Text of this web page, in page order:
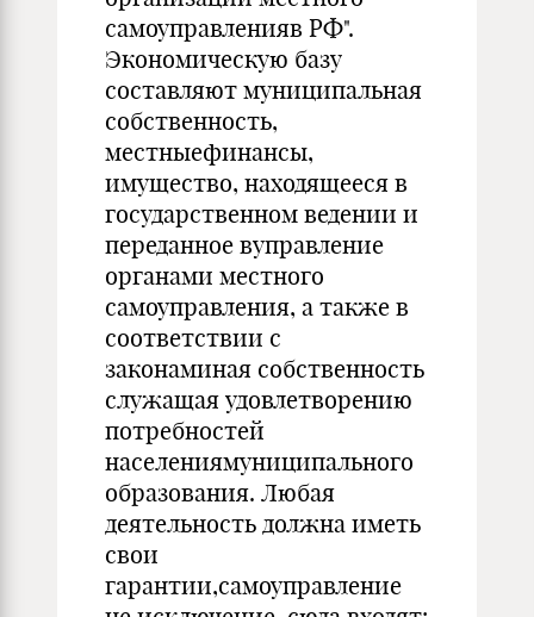
самоуправленияв РФ".
Экономическую базу
составляют муниципальная
собственность,
местныефинансы,
имущество, находящееся в
государственном ведении и
переданное вуправление
органами местного
самоуправления, а также в
соответствии с
законаминая собственность
служащая удовлетворению
потребностей
населениямуниципального
образования. Любая
деятельность должна иметь
свои
гарантии,самоуправление